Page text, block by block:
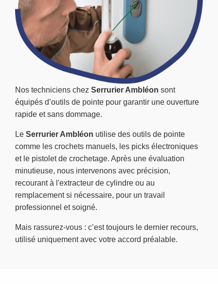
Nos techniciens chez Serrurier Ambléon sont
équipés d’outils de pointe pour garantir une ouverture
rapide et sans dommage.
Le Serrurier Ambléon utilise des outils de pointe
comme les crochets manuels, les picks électroniques
et le pistolet de crochetage. Après une évaluation
minutieuse, nous intervenons avec précision,
recourant à l'extracteur de cylindre ou au
remplacement si nécessaire, pour un travail
professionnel et soigné.
Mais rassurez-vous : c’est toujours le dernier recours,
utilisé uniquement avec votre accord préalable.